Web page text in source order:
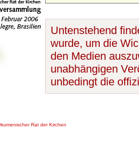
Untenstehend
wurde, um die
den Medien
unabhängigen
unbedingt die
Rat der Kirchen